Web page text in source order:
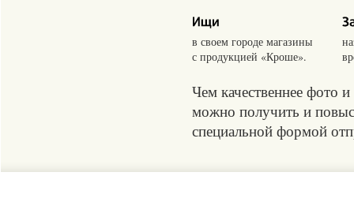
в своем городе магазины
с продукцией «Кроше».
Чем качественнее фото
можно получить и
специальной формой